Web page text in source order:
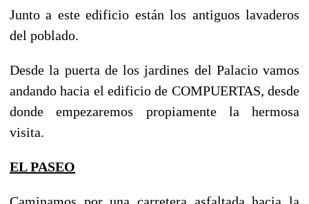
Junto a este edificio están los antiguos lavaderos
del poblado.
Desde la puerta de los jardines del Palacio vamos
andando hacia el edificio de COMPUERTAS, desde
donde empezaremos propiamente la hermosa
visita.
EL PASEO